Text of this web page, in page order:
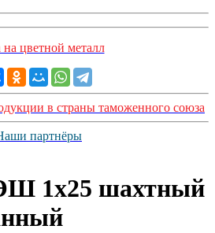
цветной металл
в страны таможенного союза
партнёры
1x25 шахтный